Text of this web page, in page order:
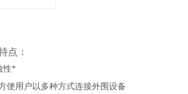
点：
性*
便用户以多种方式连接外围设备